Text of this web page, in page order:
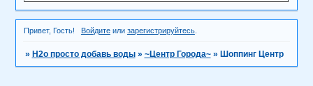
Привет, Гость! Войдитеили зарегистрируйтесь.
» H2о просто добавь воды » ~Центр Города~ » Шоппинг Центр